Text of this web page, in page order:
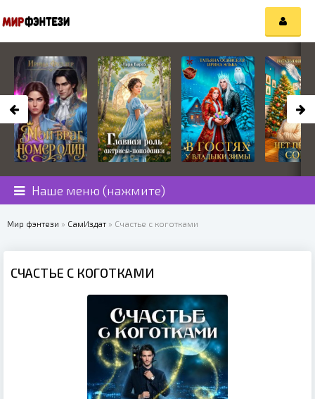
Наше меню (нажмите)
Мир фэнтези » СамИздат » Счастье с коготками
СЧАСТЬЕ С КОГОТКАМИ